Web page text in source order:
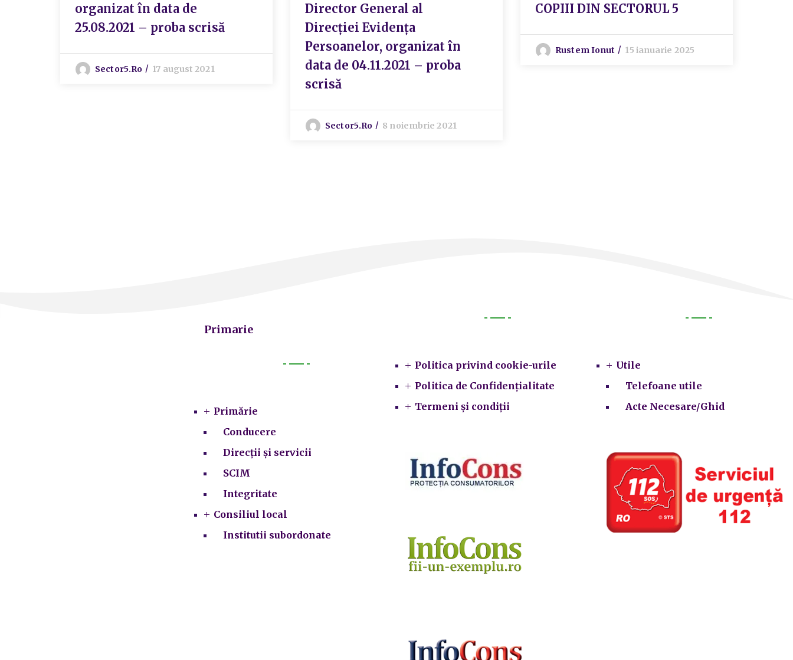
organizat în data de
25.08.2021 – proba scrisă
Sector5.ro 17 august 2021
Director General al
Direcției Evidența
Persoanelor, organizat în
data de 04.11.2021 – proba
scrisă
Sector5.ro 8 noiembrie 2021
COPIII DIN SECTORUL 5
Rustem Ionut 15 ianuarie 2025
Primarie
Primărie
Conducere
Direcții și servicii
SCIM
Integritate
Consiliul local
Institutii subordonate
Politica privind cookie-urile
Politica de Confidențialitate
Termeni și condiții
Utile
Telefoane utile
Acte Necesare/Ghid